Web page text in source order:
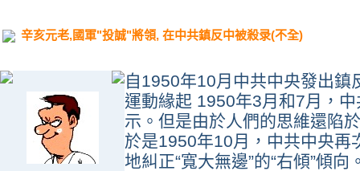
辛亥元老,國軍"投誠"將領, 在中共鎮反中被殺录(不全)
自1950年10月中共中央發出
運動緣起 1950年3月和7月，
示。但是由於人們的思維還陷
於是1950年10月，中共中央再
地糾正“寬大無邊”的“右傾”傾